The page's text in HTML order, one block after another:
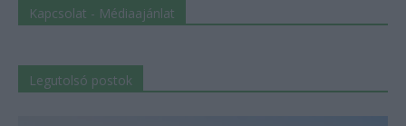
Kapcsolat - Médiaajánlat
Legutolsó postok